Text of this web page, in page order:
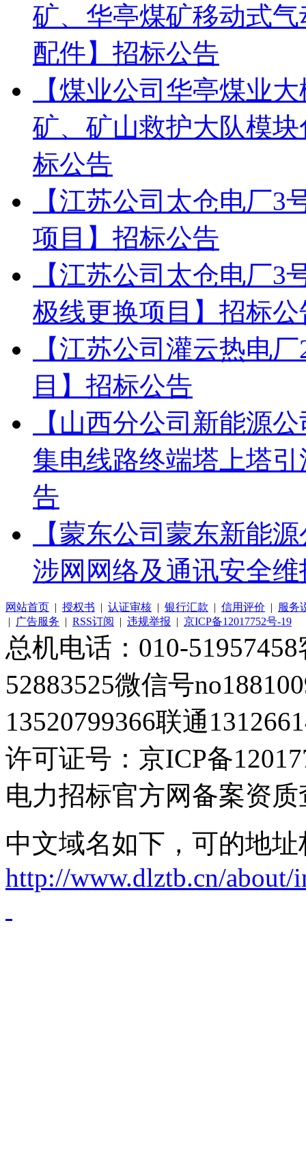
矿、华亭煤矿移动式
配件】招标公告
【煤业公司华亭煤业
矿、矿山救护大队模
标公告
【江苏公司太仓电厂
项目】招标公告
【江苏公司太仓电厂
极线更换项目】招标公
【江苏公司灌云热电
目】招标公告
【山西分公司新能源
集电线路终端塔上塔
告
【蒙东公司蒙东新能
涉网网络及通讯安全
网站首页 | 授权书 | 认证审核 | 银行汇款 | 信用评价 |
服务
|
广告服务 | RSS订阅 | 违规举报 | 京ICP备12017752号-19
总机电话：010-
52883525微信号
13520799366联通
许可证号：京ICP备
电力招标官方网备案资质
中文域名如下，可的地
http://www.dlztb.cn/about/